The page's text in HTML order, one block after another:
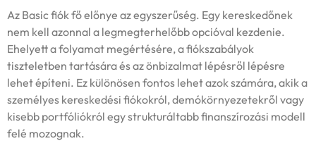
Az Basic fiók fő előnye az egyszerűség. Egy kereskedőnek
nem kell azonnal a legmegterhelőbb opcióval kezdenie.
Ehelyett a folyamat megértésére, a fiókszabályok
tiszteletben tartására és az önbizalmat lépésről lépésre
lehet építeni. Ez különösen fontos lehet azok számára, akik a
személyes kereskedési fiókokról, demókörnyezetekről vagy
kisebb portfóliókról egy strukturáltabb finanszírozási modell
felé mozognak.